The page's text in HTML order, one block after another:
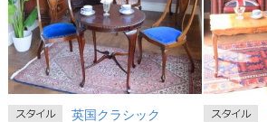
英国クラシック